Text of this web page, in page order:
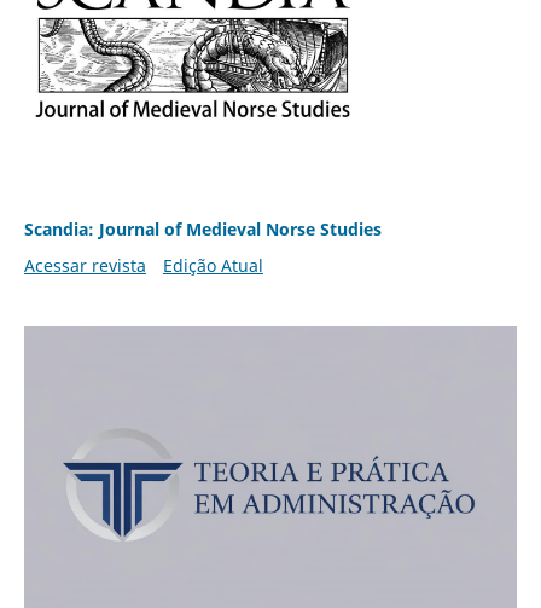
Scandia: Journal of Medieval Norse Studies
Acessar revista
Edição Atual